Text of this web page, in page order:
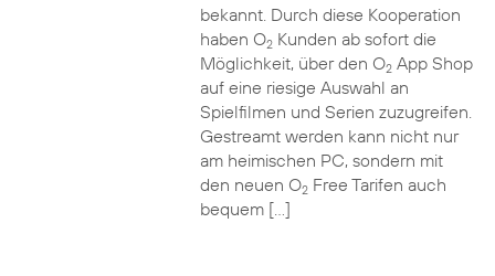
bekannt. Durch diese Kooperation
haben O2Kunden ab sofort die
Möglichkeit, über den O2App Shop
auf eine riesige Auswahl an
Spielfilmen und Serien zuzugreifen.
Gestreamt werden kann nicht nur
am heimischen PC, sondern mit
den neuen O2Free Tarifen auch
bequem […]